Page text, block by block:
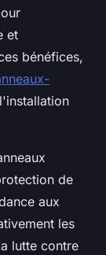
et
bénéfices,
de
aux
les
lutte contre